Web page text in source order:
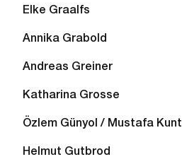
Elke Graalfs
Annika Grabold
Andreas Greiner
Katharina Grosse
Özlem Günyol / Mustafa Kunt
Helmut Gutbrod